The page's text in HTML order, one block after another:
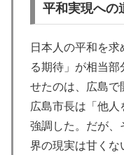
平和実現への
日本人の平和を
る期待」が相当部
せたのは、広島で
広島市長は「他
強調した。だが、
界の現実は甘くな